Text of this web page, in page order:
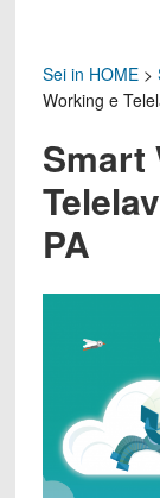
Sei in HOME>
Working e
Smart
PA